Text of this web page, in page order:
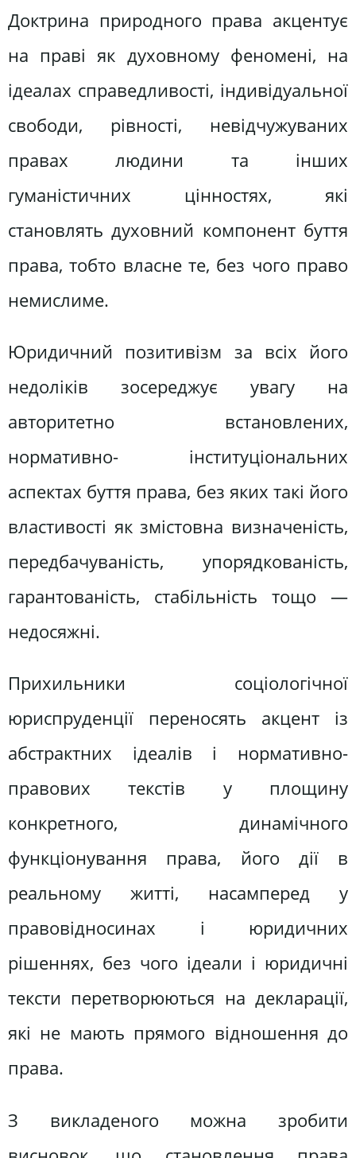
Доктрина природного права акцентує
на праві як духовному феномені, на
ідеалах справедливості, індивідуальної
свободи, рівності, невідчужуваних
правах людини та інших
гуманістичних цінностях, які
становлять духовний компонент буття
права, тобто власне те, без чого право
немислиме.
Юридичний позитивізм за всіх його
недоліків зосереджує увагу на
авторитетно встановлених,
нормативно- інституціональних
аспектах буття права, без яких такі його
властивості як змістовна визначеність,
передбачуваність, упорядкованість,
гарантованість, стабільність тощо —
недосяжні.
Прихильники соціологічної
юриспруденції переносять акцент із
абстрактних ідеалів і нормативно-
правових текстів у площину
конкретного, динамічного
функціонування права, його дії в
реальному житті, насамперед у
правовідносинах і юридичних
рішеннях, без чого ідеали і юридичні
тексти перетворюються на декларації,
які не мають прямого відношення до
права.
З викладеного можна зробити